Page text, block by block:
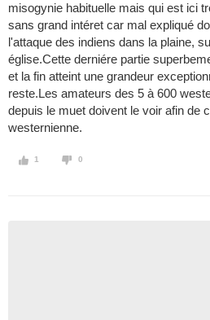
misogynie habituelle mais qui est ici
sans grand intéret car mal expliqué
l'attaque des indiens dans la plaine,
église.Cette derniére partie
et la fin atteint une grandeur
reste.Les amateurs des 5 à 600
depuis le muet doivent le voir afin de
westernienne.
1 0